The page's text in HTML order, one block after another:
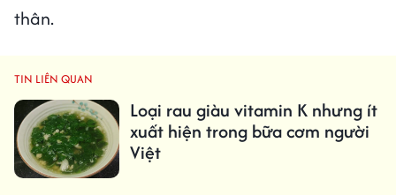
thân.
TIN LIÊN QUAN
Loại rau giàu vitamin K nhưng ít
xuất hiện trong bữa cơm người
Việt